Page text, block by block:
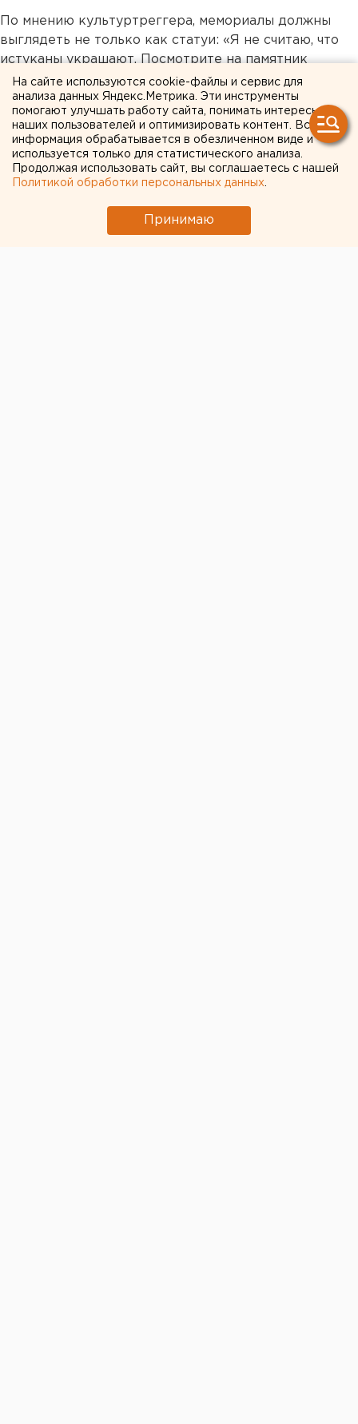
По мнению культуртреггера, мемориалы должны
выглядеть не только как статуи: «Я не считаю, что
истуканы украшают. Посмотрите на памятник
контрразведчику. При всей хорошей идее, которая
лежит в его основе, он выглядит как участник игры
"Морская фигура, замри".
Хороший монумент — это "Черный тюльпан".
Начинающие скульпторы должны ходить к нему,
чтобы считывать образность, пропорции и
мастерство модерирования», — добавил Глазырин.
На сайте используются cookie-файлы и сервис для
анализа данных Яндекс.Метрика. Эти инструменты
помогают улучшать работу сайта, понимать интересы
наших пользователей и оптимизировать контент. Вся
информация обрабатывается в обезличенном виде и
используется только для статистического анализа.
Продолжая использовать сайт, вы соглашаетесь с нашей
Политикой обработки персональных данных
Принимаю